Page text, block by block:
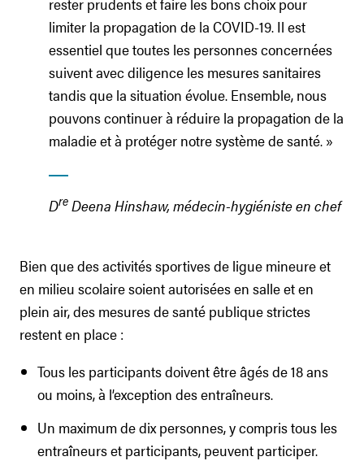
limiter la propagation de la COVID-19. Il est
essentiel que toutes les personnes concernées
suivent avec diligence les mesures sanitaires
tandis que la situation évolue. Ensemble, nous
pouvons continuer à réduire la propagation de la
maladie et à protéger notre système de santé. »
DreDeena Hinshaw, médecin-hygiéniste en chef
Bien que des activités sportives de ligue mineure et
en milieu scolaire soient autorisées en salle et en
plein air, des mesures de santé publique strictes
restent en place :
Tous les participants doivent être âgés de 18 ans
ou moins, à l’exception des entraîneurs.
Un maximum de dix personnes, y compris tous les
entraîneurs et participants, peuvent participer.